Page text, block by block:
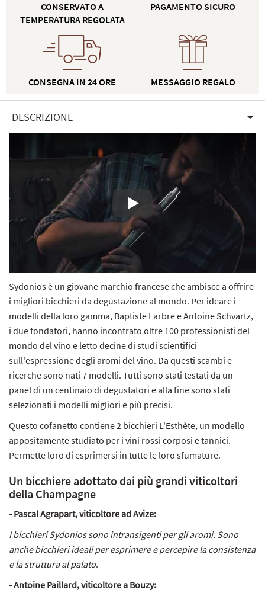
CONSERVATO A
TEMPERATURA REGOLATA
CONSEGNA IN 24 ORE
PAGAMENTO SICURO
MESSAGGIO REGALO
DESCRIZIONE
Lecture
Sydonios è un giovane marchio francese che ambisce a offrire
i migliori bicchieri da degustazione al mondo. Per ideare i
modelli della loro gamma, Baptiste Larbre e Antoine Schvartz,
i due fondatori, hanno incontrato oltre 100 professionisti del
mondo del vino e letto decine di studi scientifici
sull'espressione degli aromi del vino. Da questi scambi e
ricerche sono nati 7 modelli. Tutti sono stati testati da un
panel di un centinaio di degustatori e alla fine sono stati
selezionati i modelli migliori e più precisi.
Questo cofanetto contiene 2 bicchieri L'Esthète, un modello
appositamente studiato per i vini rossi corposi e tannici.
Permette loro di esprimersi in tutte le loro sfumature.
Un bicchiere adottato dai più grandi viticoltori
della Champagne
- Pascal Agrapart, viticoltore ad Avize:
I bicchieri Sydonios sono intransigenti per gli aromi. Sono
anche bicchieri ideali per esprimere e percepire la consistenza
e la struttura al palato.
- Antoine Paillard, viticoltore a Bouzy: